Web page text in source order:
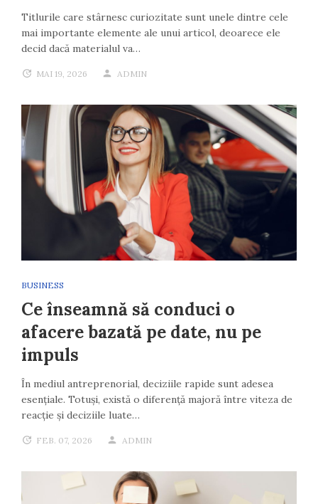
Titlurile care stârnesc curiozitate sunt unele dintre cele
mai importante elemente ale unui articol, deoarece ele
decid dacă materialul va…
MAI 19, 2026 ADMIN
BUSINESS
Ce înseamnă să conduci o
afacere bazată pe date, nu pe
impuls
În mediul antreprenorial, deciziile rapide sunt adesea
esențiale. Totuși, există o diferență majoră între viteza de
reacție și deciziile luate…
FEB. 07, 2026 ADMIN